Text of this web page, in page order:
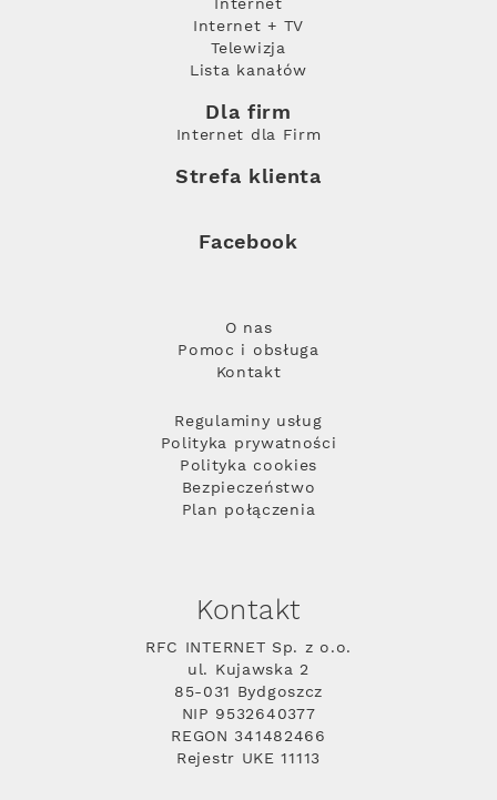
Internet
Internet + TV
Telewizja
Lista kanałów
Dla firm
Internet dla Firm
Strefa klienta
Facebook
O nas
Pomoc i obsługa
Kontakt
Regulaminy usług
Polityka prywatności
Polityka cookies
Bezpieczeństwo
Plan połączenia
Kontakt
RFC INTERNET Sp. z o.o.
ul. Kujawska 2
85-031 Bydgoszcz
NIP 9532640377
REGON 341482466
Rejestr UKE 11113